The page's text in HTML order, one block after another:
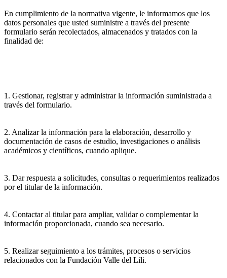
En cumplimiento de la normativa vigente, le informamos que los
datos personales que usted suministre a través del presente
formulario serán recolectados, almacenados y tratados con la
finalidad de:
1. Gestionar, registrar y administrar la información suministrada a
través del formulario.
2. Analizar la información para la elaboración, desarrollo y
documentación de casos de estudio, investigaciones o análisis
académicos y científicos, cuando aplique.
3. Dar respuesta a solicitudes, consultas o requerimientos realizados
por el titular de la información.
4. Contactar al titular para ampliar, validar o complementar la
información proporcionada, cuando sea necesario.
5. Realizar seguimiento a los trámites, procesos o servicios
relacionados con la Fundación Valle del Lili.